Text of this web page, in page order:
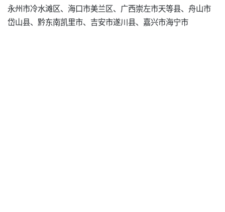
永州市冷水滩区、海口市美兰区、广西崇左市天等县、舟山市
岱山县、黔东南凯里市、吉安市遂川县、嘉兴市海宁市